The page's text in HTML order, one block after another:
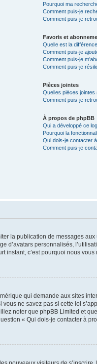
Pourquoi ma
Comment puis-je
Comment puis-je
Favoris et
Quelle est la
Comment puis-je
Comment puis-je
Comment puis-je
Pièces jointes
Quelles pièces
Comment puis-je
À propos de phpBB
Qui a développé ce
Pourquoi la
Qui dois-je contacter
Comment puis-je
la publication de messages
personnalisés,
instant, c’est pourquoi nous
qui demande aux sites
ne savez pas si cette loi
noter que phpBB Limited et
« Qui dois-je contacter à